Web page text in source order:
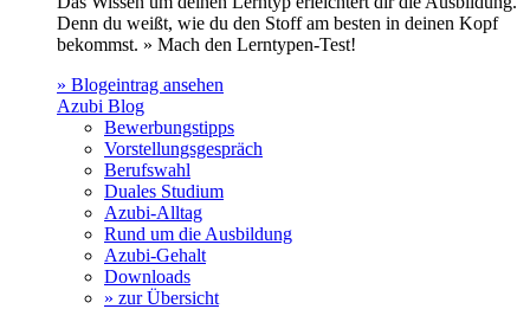
Denn du weißt, wie du den Stoff am besten in deinen Kopf
bekommst. » Mach den Lerntypen-Test!
» Blogeintrag ansehen
Azubi Blog
Bewerbungstipps
Vorstellungsgespräch
Berufswahl
Duales Studium
Azubi-Alltag
Rund um die Ausbildung
Azubi-Gehalt
Downloads
» zur Übersicht